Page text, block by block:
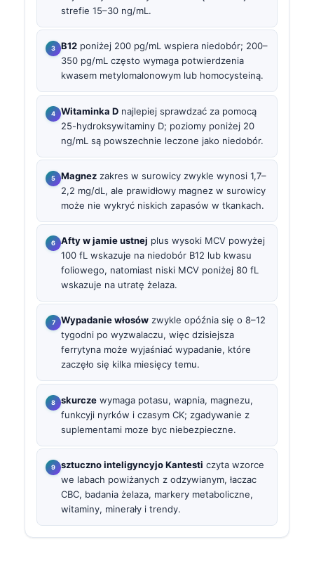
strefie 15–30 ng/mL.
B12 poniżej 200 pg/mL wspiera niedobór; 200–
350 pg/mL często wymaga potwierdzenia
kwasem metylomalonowym lub homocysteiną.
Witaminka D najlepiej sprawdzać za pomocą
25-hydroksywitaminy D; poziomy poniżej 20
ng/mL są powszechnie leczone jako niedobór.
Magnez zakres w surowicy zwykle wynosi 1,7–
2,2 mg/dL, ale prawidłowy magnez w surowicy
może nie wykryć niskich zapasów w tkankach.
Afty w jamie ustnej plus wysoki MCV powyżej
100 fL wskazuje na niedobór B12 lub kwasu
foliowego, natomiast niski MCV poniżej 80 fL
wskazuje na utratę żelaza.
Wypadanie włosów zwykle opóźnia się o 8–12
tygodni po wyzwalaczu, więc dzisiejsza
ferrytyna może wyjaśniać wypadanie, które
zaczęło się kilka miesięcy temu.
skurcze wymaga potasu, wapnia, magnezu,
funkcyji nyrków i czasym CK; zgadywanie z
suplementami moze byc niebezpieczne.
sztuczno inteligyncyjo Kantesti czyta wzorce
we labach powiżanych z odzywianym, łaczac
CBC, badania żelaza, markery metaboliczne,
witaminy, minerały i trendy.